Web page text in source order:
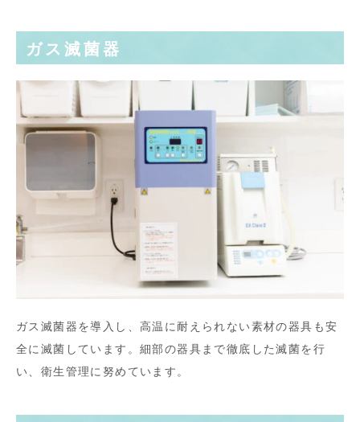
ガス滅菌器
ガス滅菌器を導入し、高温に耐えられない素材の器具も安
全に滅菌しています。細部の器具まで徹底した滅菌を行
い、衛生管理に努めています。